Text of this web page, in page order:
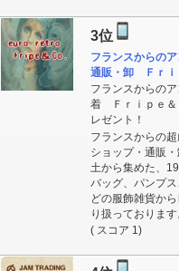
3位
フランスからの
通販・卸 Ｆｒｉ
フランスからの
着 Ｆｒｉｐｅ＆
レゼント！
フランスからの
ショップ・通販
土から集めた、
バッグ、パンプ
どの服飾雑貨か
り扱っております
( スコア 1)